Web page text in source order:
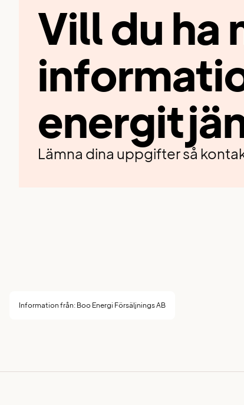
Vill du ha
Lämna dina uppgifter så
Information från: Boo Energi Försäljnings AB